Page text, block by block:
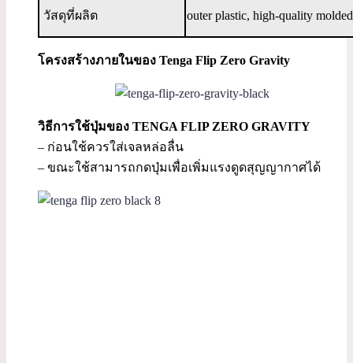
วัสดุที่ผลิต outer plastic, high-quality
โครงสร้างภายในของ Tenga Flip Zero Gravity
วิธีการใช้ปุ่มของ TENGA FLIP ZERO GRAVITY
– ก่อนใช้ควรใส่เจลหล่อลื่น
– ขณะใช้สามารถกดปุ่มเพื่อเพิ่มแรงดูดสุญญากาศได้